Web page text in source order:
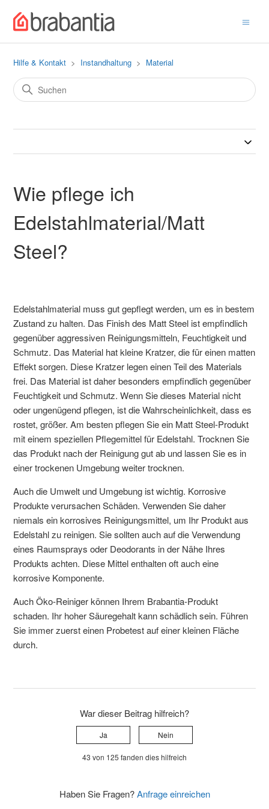
Hilfe & Kontakt Instandhaltung Material
Wie pflege ich
Edelstahlmaterial/Matt
Steel?
Edelstahlmaterial muss gut gepflegt werden, um es in bestem
Zustand zu halten. Das Finish des Matt Steel ist empfindlich
gegenüber aggressiven Reinigungsmitteln, Feuchtigkeit und
Schmutz. Das Material hat kleine Kratzer, die für einen matten
Effekt sorgen. Diese Kratzer legen einen Teil des Materials
frei. Das Material ist daher besonders empfindlich gegenüber
Feuchtigkeit und Schmutz. Wenn Sie dieses Material nicht
oder ungenügend pflegen, ist die Wahrscheinlichkeit, dass es
rostet, größer. Am besten pflegen Sie ein Matt Steel-Produkt
mit einem speziellen Pflegemittel für Edelstahl. Trocknen Sie
das Produkt nach der Reinigung gut ab und lassen Sie es in
einer trockenen Umgebung weiter trocknen.
Auch die Umwelt und Umgebung ist wichtig. Korrosive
Produkte verursachen Schäden. Verwenden Sie daher
niemals ein korrosives Reinigungsmittel, um Ihr Produkt aus
Edelstahl zu reinigen. Sie sollten auch auf die Verwendung
eines Raumsprays oder Deodorants in der Nähe Ihres
Produkts achten. Diese Mittel enthalten oft auch eine
korrosive Komponente.
Auch Öko-Reiniger können Ihrem Brabantia-Produkt
schaden. Ihr hoher Säuregehalt kann schädlich sein. Führen
Sie immer zuerst einen Probetest auf einer kleinen Fläche
durch.
War dieser Beitrag hilfreich?
Ja Nein
43 von 125 fanden dies hilfreich
Haben Sie Fragen?Anfrage einreichen